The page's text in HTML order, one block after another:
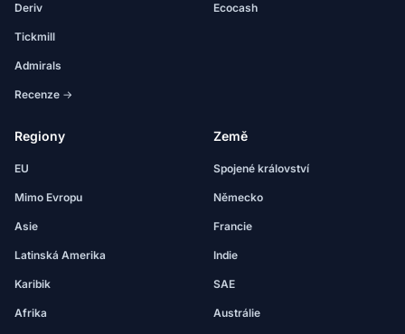
Deriv
Tickmill
Admirals
Recenze →
Ecocash
Regiony
EU
Mimo Evropu
Asie
Latinská Amerika
Karibik
Afrika
Země
Spojené království
Německo
Francie
Indie
SAE
Austrálie